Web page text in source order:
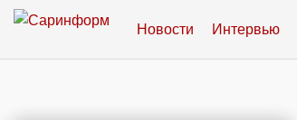
Новости Интервью